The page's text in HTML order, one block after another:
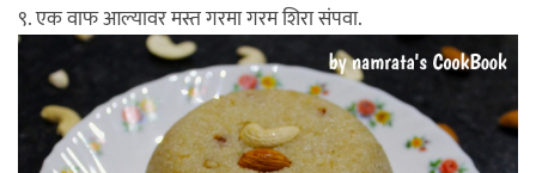
९. एक वाफ आल्यावर मस्त गरमा गरम शिरा संपवा.